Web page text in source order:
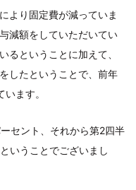
より固定費が減っていま
減額をしていただいてい
るということに加えて、
したということで、前年
ます。
セント、それから第2四半
いうことでございまし